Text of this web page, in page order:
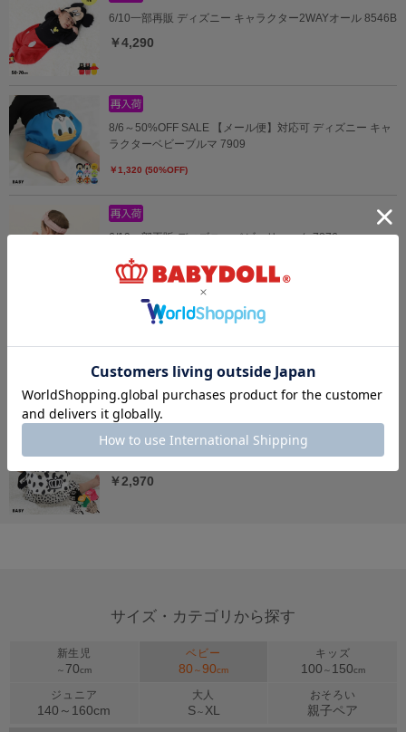
6/10一部再販 ディズニー キャラクター2WAYオール 8546B
￥4,290
8/6～50%OFF SALE 【メール便】対応可 ディズニー キャ
ラクターベビーブルマ 7909
￥1,320 (50%OFF)
6/19一部再販 ディズニー ベビーリュック 7876
￥3,850
3/23一部再販 ディズニー ベビーリュック 7877 os23
￥3,850
3/23一部再販 ベビーリュック 7943
￥2,970
サイズ・カテゴリから探す
新生児
～ 70cm
ベビー
80 ～90cm
キッズ
100 ～ 150cm
ジュニア
140～ 160cm
大人
S～ XL
おそろい
親子ペア